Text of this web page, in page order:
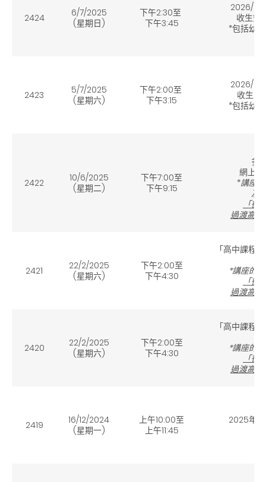
2424
6/7/2025
(星期日)
下午2:30至
下午3:45
2026/27
收生安
*包括幼
2423
5/7/2025
(星期六)
下午2:00至
下午3:15
2026/27
收生安
*包括幼
2422
10/6/2025
(星期二)
下午7:00至
下午9:15
多
網上
*講座
及
「
過渡高
2421
22/2/2025
(星期六)
下午2:00至
下午4:30
「高中課程
*講座的
「
過渡高
2420
22/2/2025
(星期六)
下午2:00至
下午4:30
「高中課程
*講座的
「
過渡高
2419
16/12/2024
(星期一)
上午10:00至
上午11:45
2025年